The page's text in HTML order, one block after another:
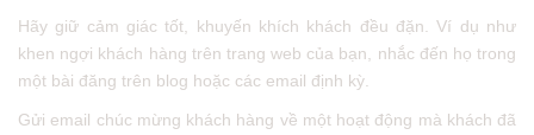
Hãy giữ cảm giác tốt, khuyến khích khách đều đặn. Ví dụ như
khen ngợi khách hàng trên trang web của bạn, nhắc đến họ trong
một bài đăng trên blog hoặc các email định kỳ.
Gửi email chúc mừng khách hàng về một hoạt động mà khách đã